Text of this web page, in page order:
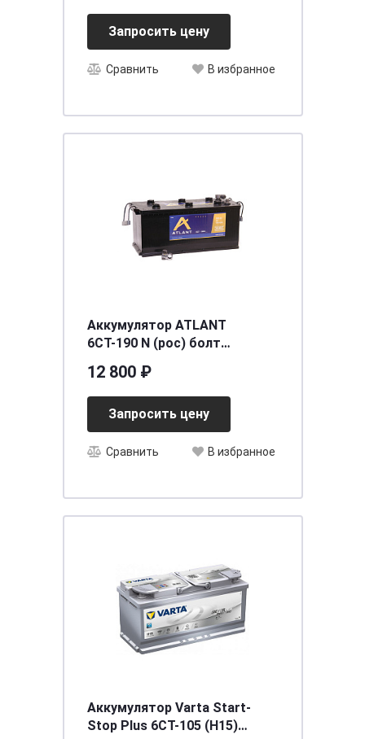
Запросить цену
Сравнить В избранное
Аккумулятор ATLANT
6СТ-190 N (рос) болт
12 800 ₽
Запросить цену
Сравнить В избранное
Аккумулятор Varta Start-
Stop Plus 6CT-105 (Н15)